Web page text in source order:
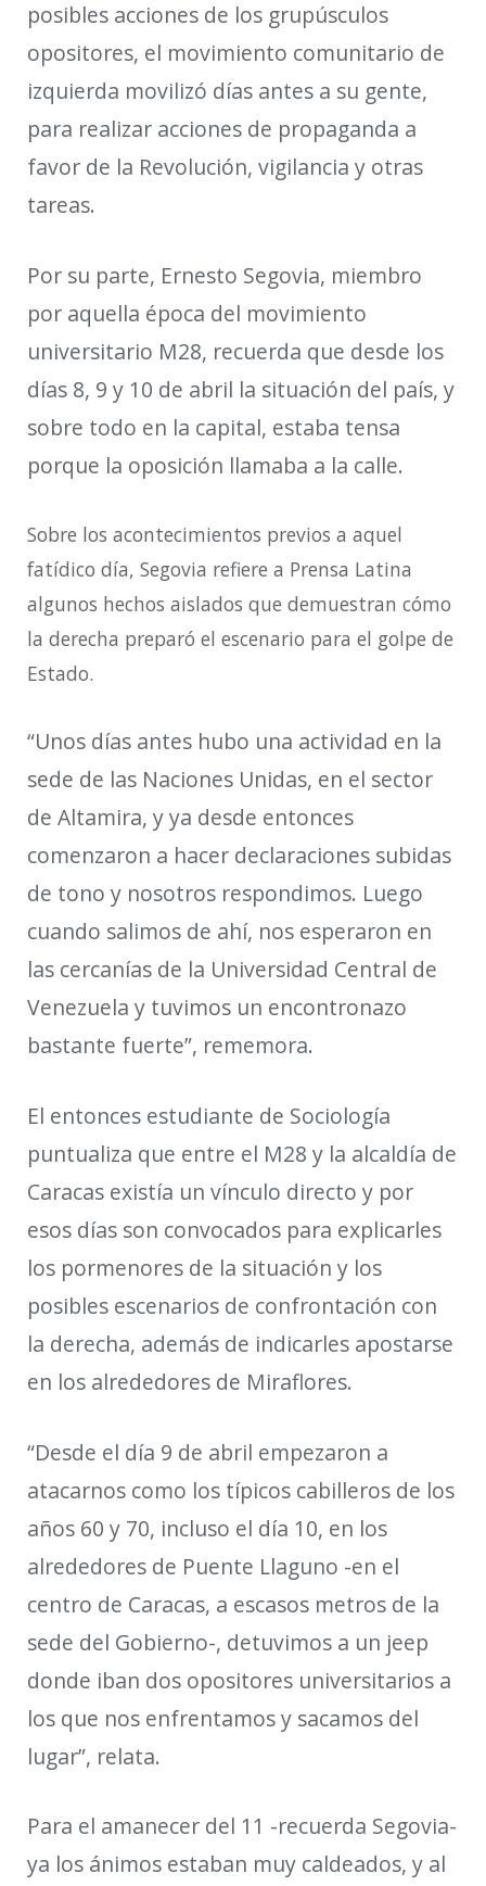
posibles acciones de los grupúsculos
opositores, el movimiento comunitario de
izquierda movilizó días antes a su gente,
para realizar acciones de propaganda a
favor de la Revolución, vigilancia y otras
tareas.
Por su parte, Ernesto Segovia, miembro
por aquella época del movimiento
universitario M28, recuerda que desde los
días 8, 9 y 10 de abril la situación del país, y
sobre todo en la capital, estaba tensa
porque la oposición llamaba a la calle.
Sobre los acontecimientos previos a aquel
fatídico día, Segovia refiere a Prensa Latina
algunos hechos aislados que demuestran cómo
la derecha preparó el escenario para el golpe de
Estado.
“Unos días antes hubo una actividad en la
sede de las Naciones Unidas, en el sector
de Altamira, y ya desde entonces
comenzaron a hacer declaraciones subidas
de tono y nosotros respondimos. Luego
cuando salimos de ahí, nos esperaron en
las cercanías de la Universidad Central de
Venezuela y tuvimos un encontronazo
bastante fuerte”, rememora.
El entonces estudiante de Sociología
puntualiza que entre el M28 y la alcaldía de
Caracas existía un vínculo directo y por
esos días son convocados para explicarles
los pormenores de la situación y los
posibles escenarios de confrontación con
la derecha, además de indicarles apostarse
en los alrededores de Miraflores.
“Desde el día 9 de abril empezaron a
atacarnos como los típicos cabilleros de los
años 60 y 70, incluso el día 10, en los
alrededores de Puente Llaguno -en el
centro de Caracas, a escasos metros de la
sede del Gobierno-, detuvimos a un jeep
donde iban dos opositores universitarios a
los que nos enfrentamos y sacamos del
lugar”, relata.
Para el amanecer del 11 -recuerda Segovia-
ya los ánimos estaban muy caldeados, y al